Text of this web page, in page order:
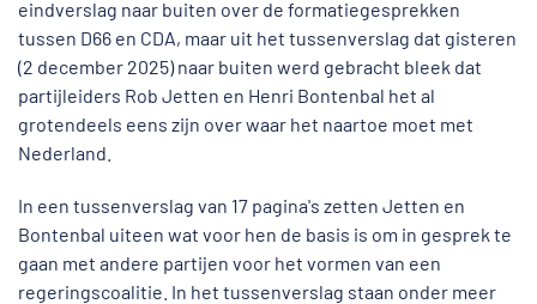
eindverslag naar buiten over de formatiegesprekken
tussen D66 en CDA, maar uit het tussenverslag dat gisteren
(2 december 2025) naar buiten werd gebracht bleek dat
partijleiders Rob Jetten en Henri Bontenbal het al
grotendeels eens zijn over waar het naartoe moet met
Nederland.
In een tussenverslag van 17 pagina's zetten Jetten en
Bontenbal uiteen wat voor hen de basis is om in gesprek te
gaan met andere partijen voor het vormen van een
regeringscoalitie. In het tussenverslag staan onder meer